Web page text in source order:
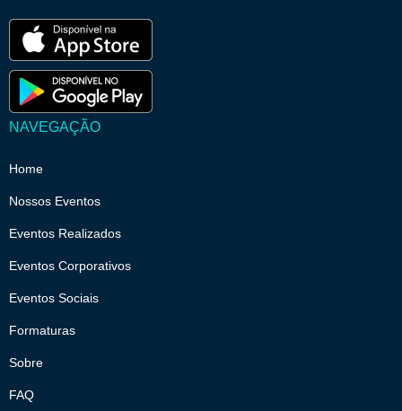
NAVEGAÇÃO
Home
Nossos Eventos
Eventos Realizados
Eventos Corporativos
Eventos Sociais
Formaturas
Sobre
FAQ